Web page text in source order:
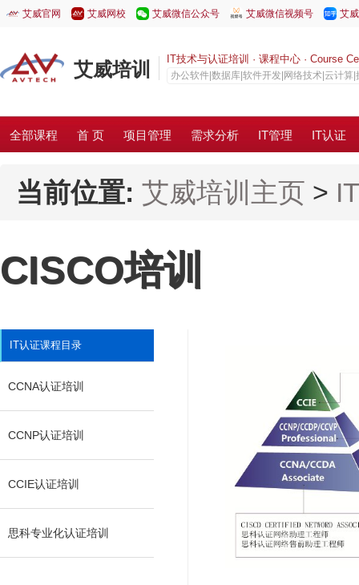
艾威官网 艾威网校 艾威微信公众号 艾威微信视频号 艾
艾威培训 IT技术与认证培训 · 课程中心 · Course
办公软件|数据库|软件开发|网络技术|云计算|
全部课程 首 页 项目管理 需求分析 IT管理 IT认证
当前位置: 艾威培训主页 >
CISCO培训
IT认证课程目录
CCNA认证培训
CCNP认证培训
CCIE认证培训
思科专业化认证培训